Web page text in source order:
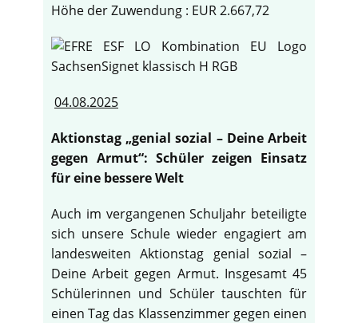
Höhe der Zuwendung : EUR 2.667,72
04.08.2025
Aktionstag „genial sozial – Deine Arbeit
gegen Armut“: Schüler zeigen Einsatz
für eine bessere Welt
Auch im vergangenen Schuljahr beteiligte
sich unsere Schule wieder engagiert am
landesweiten Aktionstag genial sozial –
Deine Arbeit gegen Armut. Insgesamt 45
Schülerinnen und Schüler tauschten für
einen Tag das Klassenzimmer gegen einen